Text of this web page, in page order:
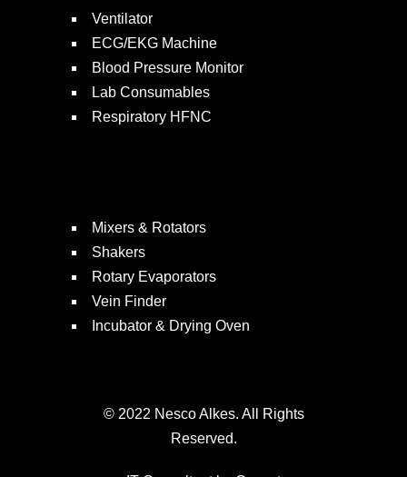
Ventilator
ECG/EKG Machine
Blood Pressure Monitor
Lab Consumables
Respiratory HFNC
Mixers & Rotators
Shakers
Rotary Evaporators
Vein Finder
Incubator & Drying Oven
© 2022 Nesco Alkes. All Rights
Reserved.